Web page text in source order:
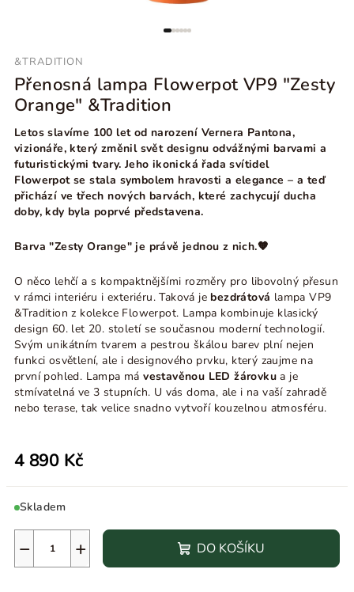
&TRADITION
Přenosná lampa Flowerpot VP9 "Zesty
Orange" &Tradition
Letos slavíme 100 let od narození Vernera Pantona,
vizionáře, který změnil svět designu odvážnými barvami a
futuristickými tvary. Jeho ikonická řada svítidel
Flowerpot se stala symbolem hravosti a elegance – a teď
přichází ve třech nových barvách, které zachycují ducha
doby, kdy byla poprvé představena.
Barva "Zesty Orange" je právě jednou z nich.🧡
O něco lehčí a s kompaktnějšími rozměry pro libovolný přesun
v rámci interiéru i exteriéru. Taková je bezdrátová lampa VP9
&Tradition z kolekce Flowerpot. Lampa kombinuje klasický
design 60. let 20. století se současnou moderní technologií.
Svým unikátním tvarem a pestrou škálou barev plní nejen
funkci osvětlení, ale i designového prvku, který zaujme na
první pohled. Lampa mávestavěnou LED žárovku a je
stmívatelná ve 3 stupních. U vás doma, ale i na vaší zahradě
nebo terase, tak velice snadno vytvoří kouzelnou atmosféru.
4 890 Kč
Skladem
+
− DO KOŠÍKU